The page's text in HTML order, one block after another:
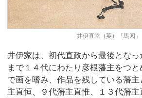
井伊直幸（英）「馬図」
井伊家は、初代直政から最後とな
まで１４代にわたり彦根藩主をつ
で画を嗜み、作品を残している藩
主直恒、９代藩主直惟、１３代藩